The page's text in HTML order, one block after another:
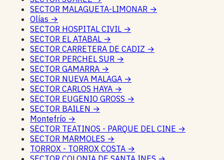
SECTOR MALAGUETA-LIMONAR →
Olías →
SECTOR HOSPITAL CIVIL →
SECTOR EL ATABAL →
SECTOR CARRETERA DE CADIZ →
SECTOR PERCHEL SUR →
SECTOR GAMARRA →
SECTOR NUEVA MALAGA →
SECTOR CARLOS HAYA →
SECTOR EUGENIO GROSS →
SECTOR BAILEN →
Montefrío →
SECTOR TEATINOS - PARQUE DEL CINE →
SECTOR MARMOLES →
TORROX - TORROX COSTA →